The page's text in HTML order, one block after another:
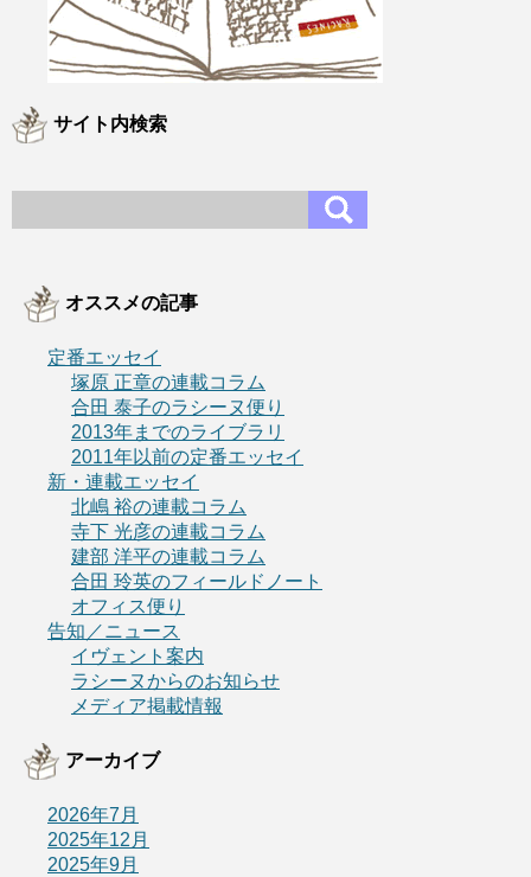
サイト内検索
オススメの記事
定番エッセイ
塚原 正章の連載コラム
合田 泰子のラシーヌ便り
2013年までのライブラリ
2011年以前の定番エッセイ
新・連載エッセイ
北嶋 裕の連載コラム
寺下 光彦の連載コラム
建部 洋平の連載コラム
合田 玲英のフィールドノート
オフィス便り
告知／ニュース
イヴェント案内
ラシーヌからのお知らせ
メディア掲載情報
アーカイブ
2026年7月
2025年12月
2025年9月